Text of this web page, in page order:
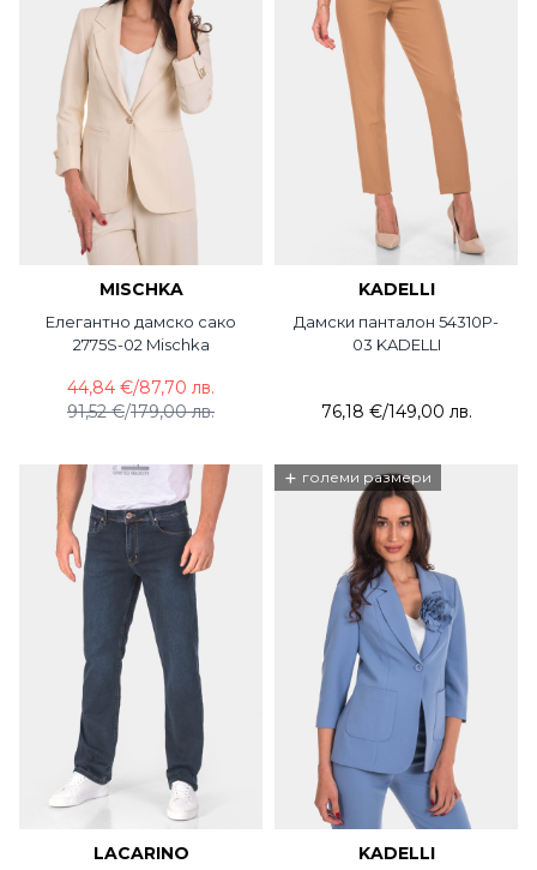
MISCHKA
Елегантно дамско сако
2775S-02 Mischka
91,52 €/179,00 лв.
44,84 €/87,70 лв.
KADELLI
Дамски панталон 54310P-
03 KADELLI
76,18 €/149,00 лв.
LACARINO
+ големи размери
KADELLI